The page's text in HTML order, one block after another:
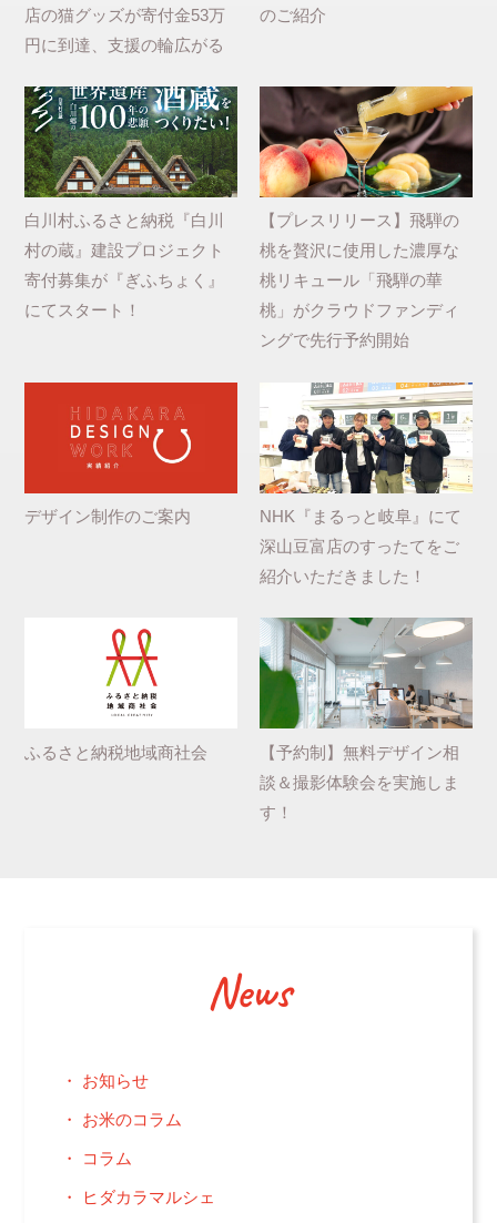
店の猫グッズが寄付金53万
円に到達、支援の輪広がる
のご紹介
白川村ふるさと納税『白川
村の蔵』建設プロジェクト
寄付募集が『ぎふちょく』
にてスタート！
【プレスリリース】飛騨の
桃を贅沢に使用した濃厚な
桃リキュール「飛騨の華
桃」がクラウドファンディ
ングで先行予約開始
デザイン制作のご案内
NHK『まるっと岐阜』にて
深山豆富店のすったてをご
紹介いただきました！
ふるさと納税地域商社会
【予約制】無料デザイン相
談＆撮影体験会を実施しま
す！
News
お知らせ
お米のコラム
コラム
ヒダカラマルシェ